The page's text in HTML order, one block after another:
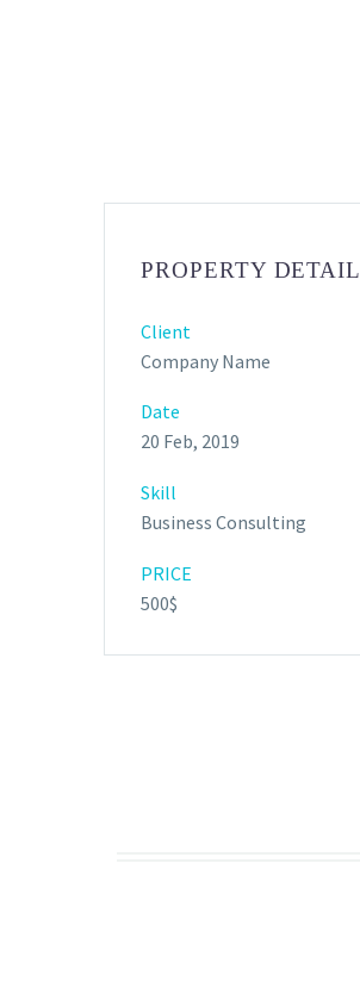
PROPERTY DETAIL
Client
Company Name
Date
20 Feb, 2019
Skill
Business Consulting
PRICE
500$